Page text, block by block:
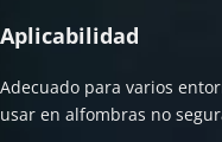
Aplicabilidad
Adecuado para varios
usar en alfombras no